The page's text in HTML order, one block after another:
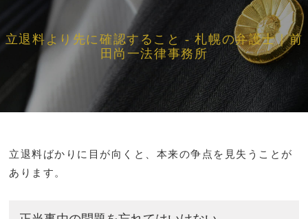
立退料より先に確認すること - 札幌の弁護士｜前
田尚一法律事務所
立退料ばかりに目が向くと、本来の争点を見失うことが
あります。